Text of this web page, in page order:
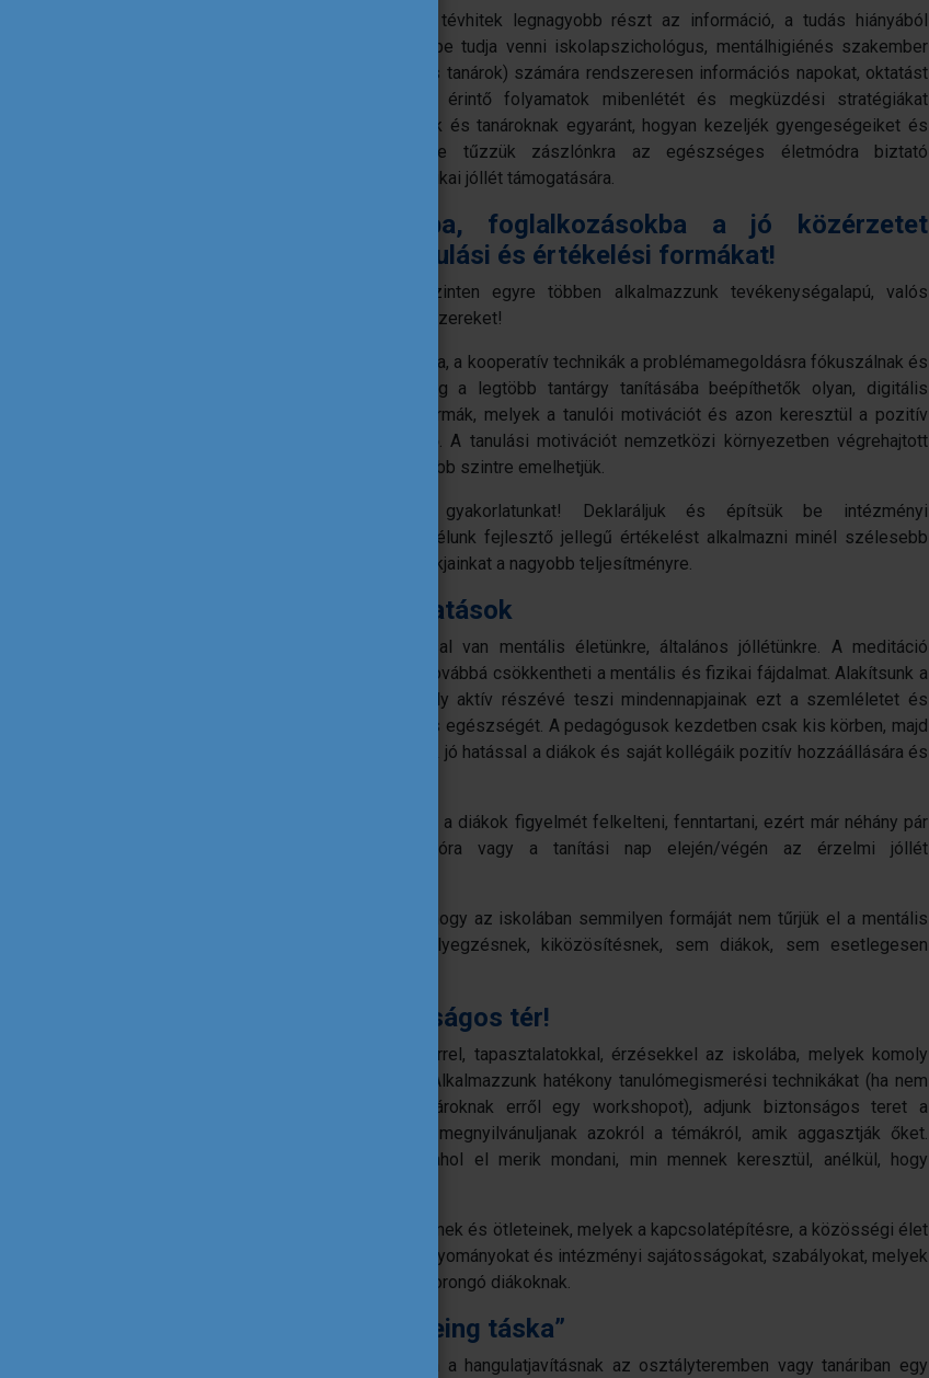
A mentális egészséggel kapcsolatos tévhitek legnagyobb részt az információ, a tudás hiányából
fakadnak. Amennyiben az iskola igénybe tudja venni iskolapszichológus, mentálhigiénés szakember
segítségét, akkor érdemes a diákok (és tanárok) számára rendszeresen információs napokat, oktatást
szervezni, hogy felismerjék az őket érintő folyamatok mibenlétét és megküzdési stratégiákat
kaphassanak. Tanítsuk meg a diákoknak és tanároknak egyaránt, hogyan kezeljék gyengeségeiket és
negatív gondolataikat, de időről-időre tűzzük zászlónkra az egészséges életmódra biztató
rendezvényeket és témanapokat is a fizikai jóllét támogatására.
Építsük be a tanórákba, foglalkozásokba a jó közérzetet
eredményező tanítási-tanulási és értékelési formákat!
Törekedjünk arra, hogy intézményi szinten egyre többen alkalmazzunk tevékenységalapú, valós
szituációkhoz kapcsolódó tanítási módszereket!
A kollaboratív tanulás, a projektpedagógia, a kooperatív technikák a problémamegoldásra fókuszálnak és
együttműködésre épülnek. Gyakorlatilag a legtöbb tantárgy tanításába beépíthetők olyan, digitális
alkalmazásokkal támogatott tanulási formák, melyek a tanulói motivációt és azon keresztül a pozitív
érzelmek megtapasztalását segítik elő. A tanulási motivációt nemzetközi környezetben végrehajtott
eTwinning projektekkel is egyre magasabb szintre emelhetjük.
Helyezzük új alapokra értékelési gyakorlatunkat! Deklaráljuk és építsük be intézményi
dokumentumainkba, hogy elsődleges célunk fejlesztő jellegű értékelést alkalmazni minél szélesebb
körben az iskolában, amely motiválja diákjainkat a nagyobb teljesítményre.
Mindfulness alapú támogatások
A mindfulness bizonyítottan jó hatással van mentális életünkre, általános jóllétünkre. A meditáció
csökkenti a stresszt és a szorongást, továbbá csökkentheti a mentális és fizikai fájdalmat. Alakítsunk a
pedagógusok körében olyan kört, amely aktív részévé teszi mindennapjainak ezt a szemléletet és
gyakorlatot, ezzel segítve saját mentális egészségét. A pedagógusok kezdetben csak kis körben, majd
egyre több résztvevőt bevonva lehetnek jó hatással a diákok és saját kollégáik pozitív hozzáállására és
A mindfulness apró gyakorlatokkal tudja a diákok figyelmét felkelteni, fenntartani, ezért már néhány pár
perces gyakorlat is segíthet a tanóra vagy a tanítási nap elején/végén az érzelmi jóllét
Álljunk ki intézményi szinten amellett, hogy az iskolában semmilyen formáját nem tűrjük el a mentális
(vagy fizikai) bántalmazásnak, megbélyegzésnek, kiközösítésnek, sem diákok, sem esetlegesen
Legyen az iskola a biztonságos tér!
Gyakran érkeznek a diákok olyan háttérrel, tapasztalatokkal, érzésekkel az iskolába, melyek komoly
gátjai lehetnek a tanulási folyamatnak. Alkalmazzunk hatékony tanulómegismerési technikákat (ha nem
ismerünk ilyeneket, tervezzünk a tanároknak erről egy workshopot), adjunk biztonságos teret a
diákoknak, hogy – akár név nélkül – megnyilvánuljanak azokról a témákról, amik aggasztják őket.
Biztosítsunk olyan tanulási közeget, ahol el merik mondani, min mennek keresztül, anélkül, hogy
Adjunk teret a diákok kezdeményezéseinek és ötleteinek, melyek a kapcsolatépítésre, a közösségi élet
aktiválására irányulnak! Alakítsunk ki hagyományokat és intézményi sajátosságokat, szabályokat, melyek
biztonságot és védelmet nyújtanak a szorongó diákoknak.
A “hála üveg” vagy “wellbeing táska”
Rendkívül egyszerű, de hatásos módja a hangulatjavításnak az osztályteremben vagy tanáriban egy